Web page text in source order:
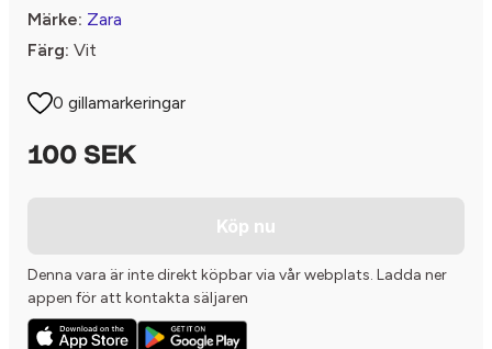
Märke: Zara
Färg: Vit
0 gillamarkeringar
100 SEK
Köp nu
Denna vara är inte direkt köpbar via vår webplats. Ladda ner
appen för att kontakta säljaren